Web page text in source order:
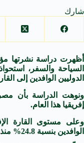
شارك
أظهرت دراسة نشرتها
الدوليين الوافدين إلى القارة
ونوهت الدراسة بأن
إفريقيا هذا العام.
وعلى مستوى القارة
الوافدين بنسبة 24.8% منذ بداية العام وحتى الان.